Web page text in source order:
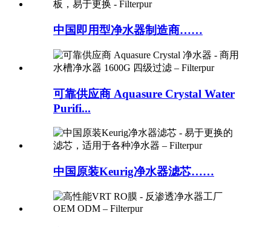
中国即用型净水器制造商……
可靠供应商 Aquasure Crystal Water
Purifi...
中国原装Keurig净水器滤芯……